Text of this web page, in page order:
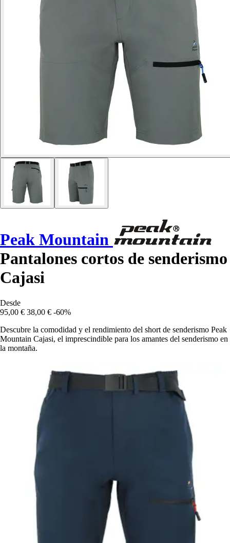
Peak Mountain
Pantalones cortos de senderismo
Cajasi
Desde
95,00 € 38,00 € -60%
Descubre la comodidad y el rendimiento del short de senderismo Peak
Mountain Cajasi, el imprescindible para los amantes del senderismo en
la montaña.